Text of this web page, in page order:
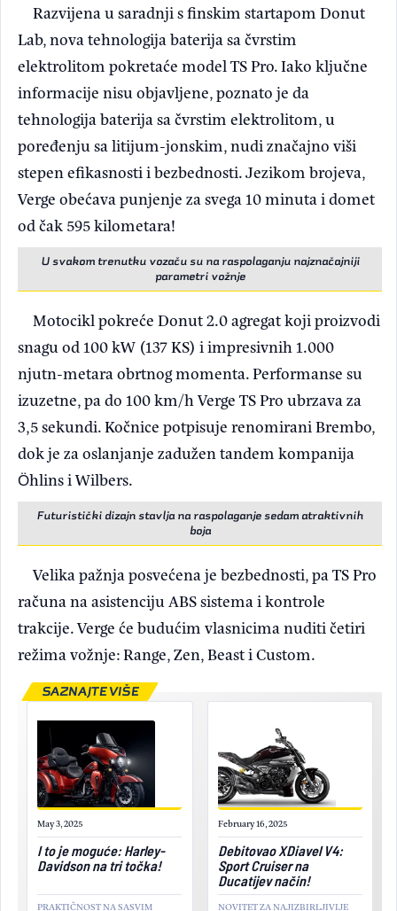
Razvijena u saradnji s finskim startapom Donut
Lab, nova tehnologija baterija sa čvrstim
elektrolitom pokretaće model TS Pro. Iako ključne
informacije nisu objavljene, poznato je da
tehnologija baterija sa čvrstim elektrolitom, u
poređenju sa litijum-jonskim, nudi značajno viši
stepen efikasnosti i bezbednosti. Jezikom brojeva,
Verge obećava punjenje za svega 10 minuta i domet
od čak 595 kilometara!
U svakom trenutku vozaču su na raspolaganju najznačajniji
parametri vožnje
Motocikl pokreće Donut 2.0 agregat koji proizvodi
snagu od 100 kW (137 KS) i impresivnih 1.000
njutn-metara obrtnog momenta. Performanse su
izuzetne, pa do 100 km/h Verge TS Pro ubrzava za
3,5 sekundi. Kočnice potpisuje renomirani Brembo,
dok je za oslanjanje zadužen tandem kompanija
Öhlins i Wilbers.
Futuristički dizajn stavlja na raspolaganje sedam atraktivnih
boja
Velika pažnja posvećena je bezbednosti, pa TS Pro
računa na asistenciju ABS sistema i kontrole
trakcije. Verge će budućim vlasnicima nuditi četiri
režima vožnje: Range, Zen, Beast i Custom.
May 3, 2025
I to je moguće: Harley-
Davidson na tri točka!
PRAKTIČNOST NA SASVIM
February 16, 2025
Debitovao XDiavel V4:
Sport Cruiser na
Ducatijev način!
NOVITET ZA NAJIZBIRLJIVIJE
SAZNAJTE VIŠE